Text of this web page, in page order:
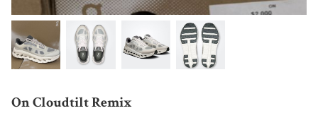
On Cloudtilt Remix